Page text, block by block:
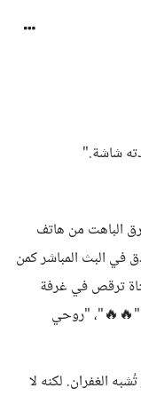
شاشة."
الباهت من هاتف
البث المباشر كمن
ترقص في غرفة
"🔥🔥"، "روحي
الغفران. لكنه لا